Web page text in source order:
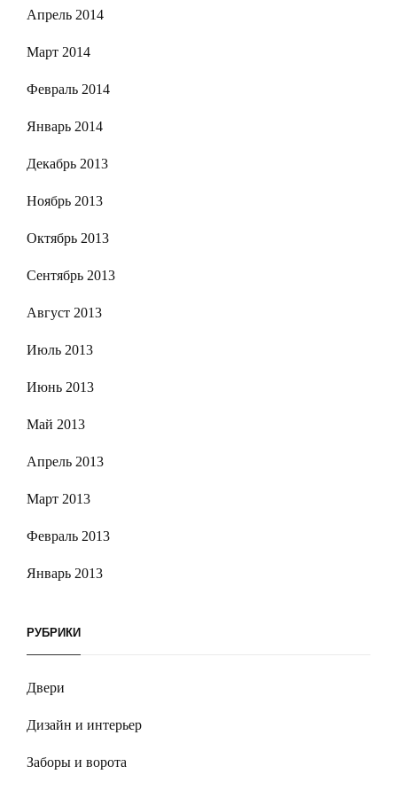
Апрель 2014
Март 2014
Февраль 2014
Январь 2014
Декабрь 2013
Ноябрь 2013
Октябрь 2013
Сентябрь 2013
Август 2013
Июль 2013
Июнь 2013
Май 2013
Апрель 2013
Март 2013
Февраль 2013
Январь 2013
РУБРИКИ
Двери
Дизайн и интерьер
Заборы и ворота